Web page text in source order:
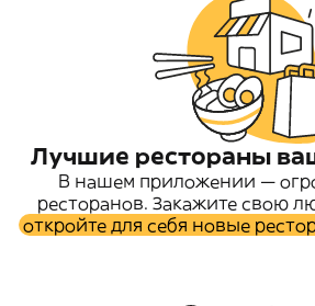
Лучшие рестораны
В нашем приложении —
ресторанов. Закажите свою
откройте для себя новые